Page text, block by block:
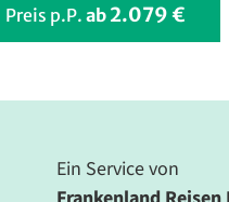
Preis p.P. ab 2.079 €
Ein Service von